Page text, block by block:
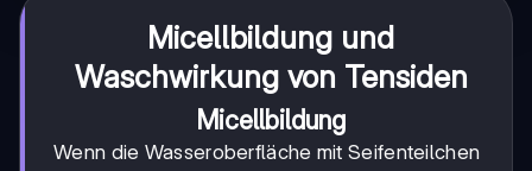
Micellbildung und
Waschwirkung von Tensiden
Micellbildung
Wenn die Wasseroberfläche mit Seifenteilchen